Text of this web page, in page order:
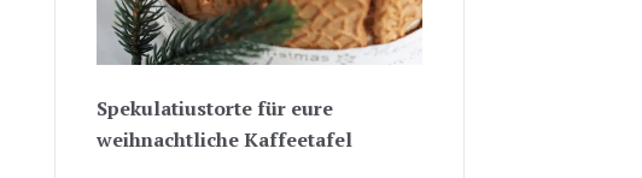
Spekulatiustorte für eure
weihnachtliche Kaffeetafel